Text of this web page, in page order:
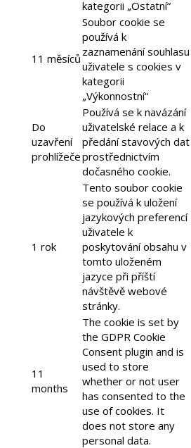
kategorii „Ostatní“
11 měsíců
Soubor cookie se
používá k
zaznamenání souhlasu
uživatele s cookies v
kategorii
„Výkonnostní“
Do
uzavření
prohlížeče
Používá se k navázání
uživatelské relace a k
předání stavových dat
prostřednictvím
dočasného cookie.
1 rok
Tento soubor cookie
se používá k uložení
jazykových preferencí
uživatele k
poskytování obsahu v
tomto uloženém
jazyce při příští
návštěvě webové
stránky.
11
months
The cookie is set by
the GDPR Cookie
Consent plugin and is
used to store
whether or not user
has consented to the
use of cookies. It
does not store any
personal data.